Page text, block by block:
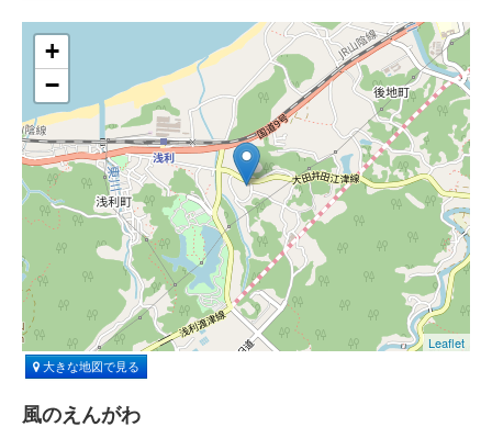
+
−
Leaflet
大きな地図で見る
風のえんがわ